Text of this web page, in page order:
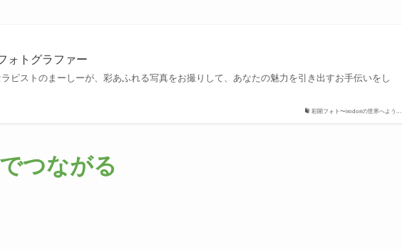
彩開フォト〜irodoriの世界へよう...
ォトグラファー
ピストのまーしーが、彩あふれる写真をお撮りして、あなたの魅力を引き出すお手伝いをし
つながる